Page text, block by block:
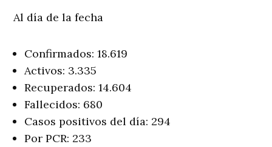
Al día de la fecha
Confirmados: 18.619
Activos: 3.335
Recuperados: 14.604
Fallecidos: 680
Casos positivos del día: 294
Por PCR: 233